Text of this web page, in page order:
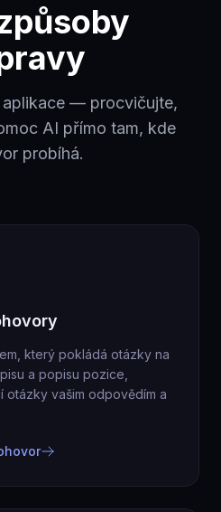
— procvičujte,
AI přímo tam, kde
probíhá.
který pokládá otázky na
a popisu pozice,
otázky vašim odpovědím a